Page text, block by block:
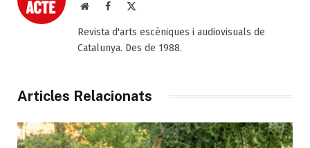
Web Facebook
Revista d'arts escèniques i audiovisuals de
Catalunya. Des de 1988.
Articles Relacionats